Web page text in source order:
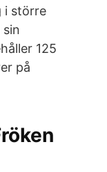
i större
125
på